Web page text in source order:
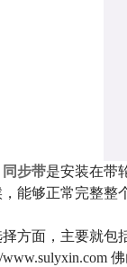
同步带是安装在带
能够正常完整整
面，主要就包括